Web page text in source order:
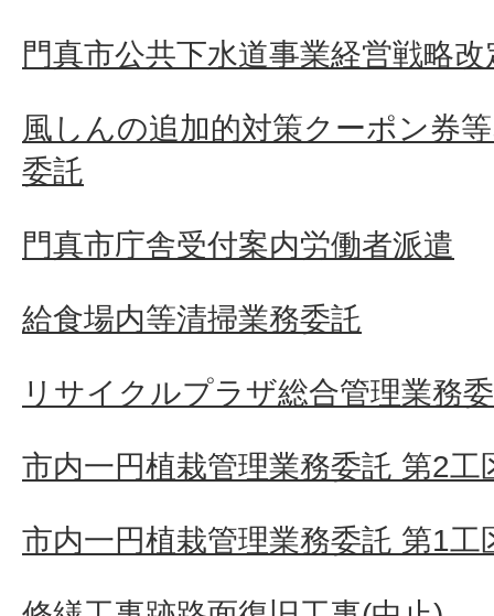
門真市公共下水道事業経営戦略
風しんの追加的対策クーポン券
委託
門真市庁舎受付案内労働者派遣
給食場内等清掃業務委託
リサイクルプラザ総合管理業務
市内一円植栽管理業務委託 第2工
市内一円植栽管理業務委託 第1工